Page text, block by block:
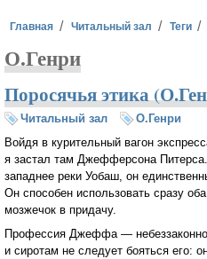
Вы здесь
Главная Читальный зал Теги
О.Генри
Поросячья этика
Читальный зал
О.Генри
Войдя в курительный вагон
я застал там Джефферсона
западнее реки Уобаш, он
Он способен использовать сразу
мозжечок в придачу.
Профессия Джеффа —
и сиротам не следует бояться его: